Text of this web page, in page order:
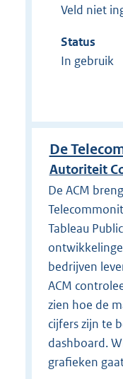
Veld niet
Status
In gebruik
De
Autoriteit
De ACM
Tableau
bedrijven
ACM
zien hoe de
cijfers zijn te
dashboard.
grafieken